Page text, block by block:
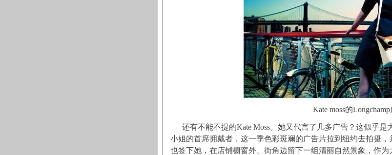
Kate moss的
还有不能不提的Kate Moss。她又代言了几多广告？这似乎是
小姐的首席拥戴者，这一季色彩斑斓的广告片拉到纽约去拍摄，
也签下她，在店铺橱窗外、街角边留下一组清丽自然景象，作为